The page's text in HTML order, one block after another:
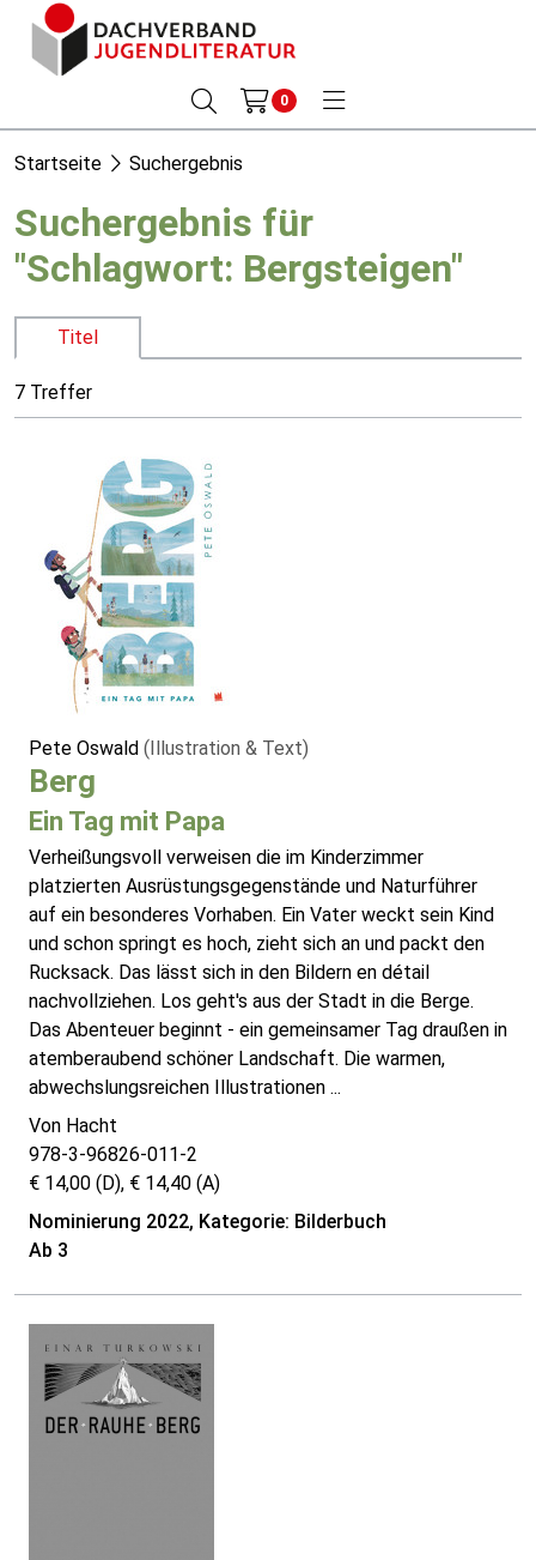
0
Startseite Suchergebnis
Suchergebnis für
"Schlagwort: Bergsteigen"
Titel
7 Treffer
Pete Oswald (Illustration & Text)
Berg
Ein Tag mit Papa
Verheißungsvoll verweisen die im Kinderzimmer
platzierten Ausrüstungsgegenstände und Naturführer
auf ein besonderes Vorhaben. Ein Vater weckt sein Kind
und schon springt es hoch, zieht sich an und packt den
Rucksack. Das lässt sich in den Bildern en détail
nachvollziehen. Los geht's aus der Stadt in die Berge.
Das Abenteuer beginnt - ein gemeinsamer Tag draußen in
atemberaubend schöner Landschaft. Die warmen,
abwechslungsreichen Illustrationen ...
Von Hacht
978-3-96826-011-2
€ 14,00 (D), € 14,40 (A)
Nominierung 2022, Kategorie: Bilderbuch
Ab 3